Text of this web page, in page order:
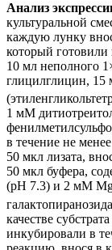
Анализ
культуральной
каждую лунку
который готовили
10 мл неполного
глицилглицин, 15
1 мМ
в течение не
50 мкл лизата,
50 мкл буфера,
(pH 7.3) и 2 мM
качестве
инкубировали в